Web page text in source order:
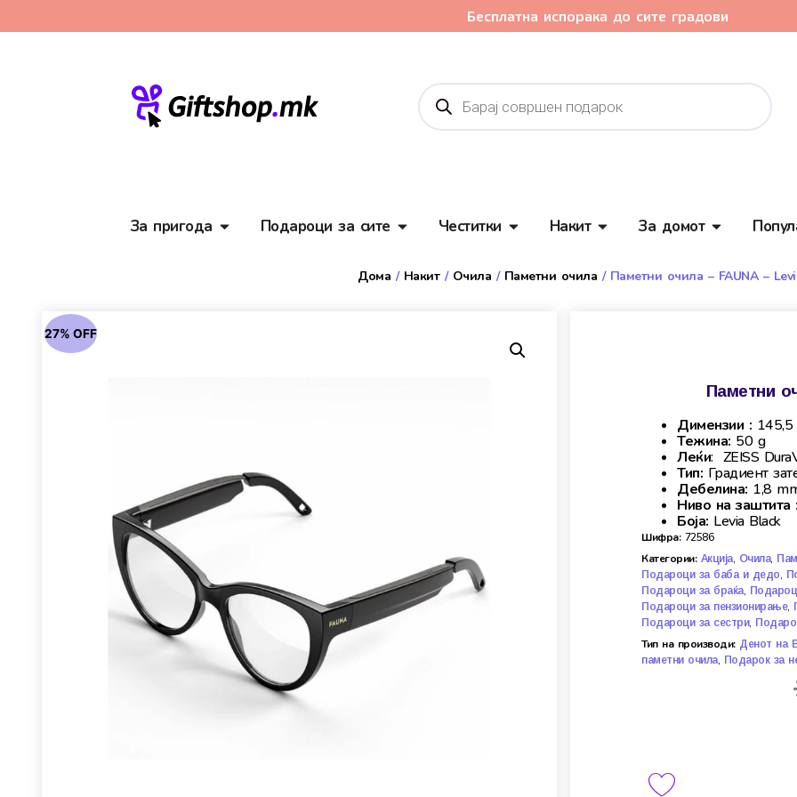
Бесплатна испорака до сите градови
За пригода Подароци за сите Честитки Накит За домот
Дома / Накит/ Очила / Паметни очила / Паметни очила – FAUNA –
27% OFF
Паметни
Димензии :
Тежина: 50 g
Леќи: ZEISS
Тип: Градиент
Дебелина: 1,8
Ниво на заштита
Боја: Levia Black
Шифра: 72586
Категории: Акција, Очила,
Подароци за баба и дедо,
Подароци за браќа,
Подароци за пензионирање,
Подароци за сестри,
Тип на производи: Денот на
паметни очила, Подарок за